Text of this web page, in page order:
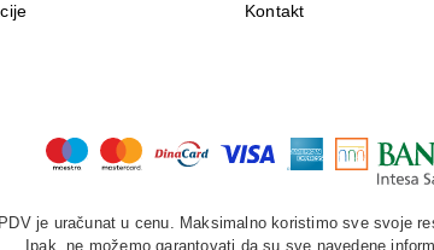
Kontakt
je uračunat u cenu. Maksimalno koristimo sve svoje
Ipak, ne možemo garantovati da su sve navedene